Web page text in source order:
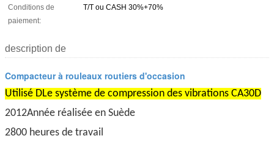
Conditions de
paiement:
T/T ou CASH 30%+70%
description de
Compacteur à rouleaux routiers d'occasion
Utilisé DLe système de compression des vibrations CA30D
2012Année réalisée en Suède
2800 heures de travail